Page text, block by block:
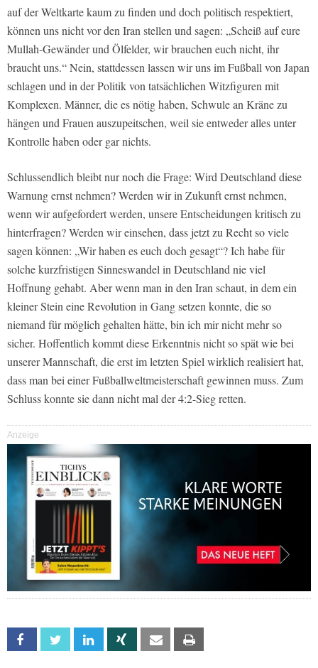
auf der Weltkarte kaum zu finden und doch politisch respektiert,
können uns nicht vor den Iran stellen und sagen: „Scheiß auf eure
Mullah-Gewänder und Ölfelder, wir brauchen euch nicht, ihr
braucht uns.“ Nein, stattdessen lassen wir uns im Fußball von Japan
schlagen und in der Politik von tatsächlichen Witzfiguren mit
Komplexen. Männer, die es nötig haben, Schwule an Kräne zu
hängen und Frauen auszupeitschen, weil sie entweder alles unter
Kontrolle haben oder gar nichts.
Schlussendlich bleibt nur noch die Frage: Wird Deutschland diese
Warnung ernst nehmen? Werden wir in Zukunft ernst nehmen,
wenn wir aufgefordert werden, unsere Entscheidungen kritisch zu
hinterfragen? Werden wir einsehen, dass jetzt zu Recht so viele
sagen können: „Wir haben es euch doch gesagt“? Ich habe für
solche kurzfristigen Sinneswandel in Deutschland nie viel
Hoffnung gehabt. Aber wenn man in den Iran schaut, in dem ein
kleiner Stein eine Revolution in Gang setzen konnte, die so
niemand für möglich gehalten hätte, bin ich mir nicht mehr so
sicher. Hoffentlich kommt diese Erkenntnis nicht so spät wie bei
unserer Mannschaft, die erst im letzten Spiel wirklich realisiert hat,
dass man bei einer Fußballweltmeisterschaft gewinnen muss. Zum
Schluss konnte sie dann nicht mal der 4:2-Sieg retten.
Anzeige
Facebook Twitter Linkedin Xing Email